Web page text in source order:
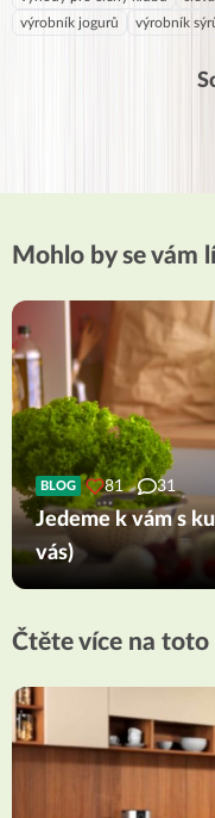
výrobník jogurů
výrobník
Mohlo by se vám
BLOG 81 31
Jedeme k vám s
vás)
Čtěte více na toto